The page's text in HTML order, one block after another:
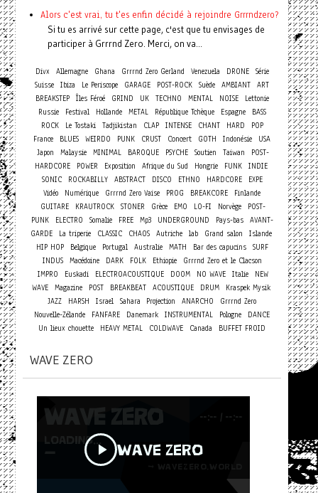
Alors c'est vrai, tu t'es enfin décidé à rejoindre Grrrndzero?
Si tu es arrivé sur cette page, c'est que tu envisages de
participer à Grrrnd Zero. Merci, on va...
Divx Allemagne Ghana Grrrnd Zero Gerland Venezuela DRONE
Série
Suisse Ibiza Le Periscope GARAGE POST-ROCK Suède AMBIANT ART
BREAKSTEP
Îles Féroé GRIND UK TECHNO MENTAL NOISE
Lettonie
Russie
Festival Hollande METAL République Tchèque Espagne
BASS
ROCK
Le Tostaki Tadjikistan CLAP INTENSE CHANT HARD
POP
France
BLUES WEIRDO PUNK CRUST Concert GOTH Indonésie
USA
Japon
Malaysie MINIMAL BAROQUE PSYCHE Soutien Taiwan
POST-
HARDCORE
POWER Exposition Afrique du Sud Hongrie FUNK INDIE
SONIC
ROCKABILLY ABSTRACT DISCO ETHNO HARDCORE
EXPE
Vidéo
Numérique Grrrnd Zero Vaise PROG BREAKCORE
Finlande
GUITARE
KRAUTROCK STONER Grèce EMO LO-FI Norvège
POST-
PUNK
ELECTRO Somalie FREE Mp3 UNDERGROUND Pays-bas
AVANT-
GARDE
La triperie CLASSIC CHAOS Autriche lab Grand salon
Islande
HIP HOP
Belgique Portugal Australie MATH Bar des capucins
SURF
INDUS
Macédoine DARK FOLK Ethiopie
Grrrnd Zero et le Clacson
IMPRO
Euskadi ELECTROACOUSTIQUE DOOM NO WAVE Italie
NEW
WAVE Magazine POST BREAKBEAT ACOUSTIQUE DRUM
Kraspek Mysik
JAZZ
HARSH Israel Sahara Projection ANARCHO
Grrrnd Zero
Nouvelle-Zélande
FANFARE Danemark INSTRUMENTAL Pologne
DANCE
Un lieux chouette
HEAVY METAL COLDWAVE Canada BUFFET FROID
WAVE ZERO